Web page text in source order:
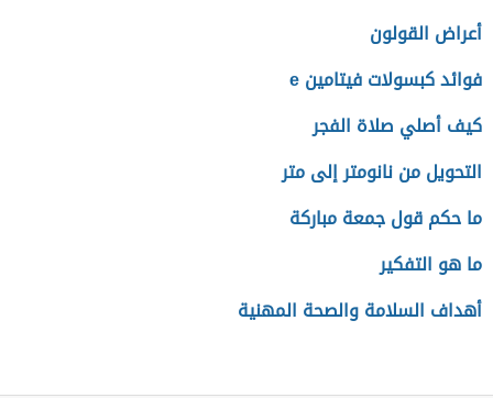
أعراض القولون
فوائد كبسولات فيتامين e
كيف أصلي صلاة الفجر
التحويل من نانومتر إلى متر
ما حكم قول جمعة مباركة
ما هو التفكير
أهداف السلامة والصحة المهنية